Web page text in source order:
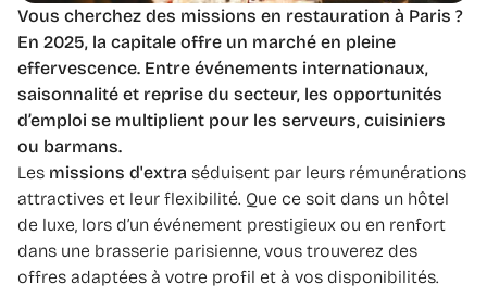
Vous cherchez des missions en restauration à Paris ?
En 2025, la capitale offre un marché en pleine
effervescence. Entre événements internationaux,
saisonnalité et reprise du secteur, les opportunités
d’emploi se multiplient pour les serveurs, cuisiniers
ou barmans.
Les missions d'extra séduisent par leurs rémunérations
attractives et leur flexibilité. Que ce soit dans un hôtel
de luxe, lors d’un événement prestigieux ou en renfort
dans une brasserie parisienne, vous trouverez des
offres adaptées à votre profil et à vos disponibilités.